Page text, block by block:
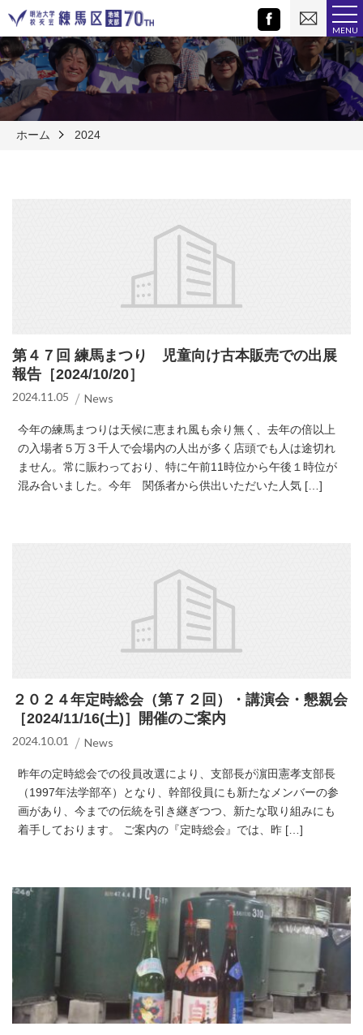
MENU
Facebook
い
合
わ
せ
ホーム 2024
第４７回 練馬まつり 児童向け古本販売での出展
報告［2024/10/20］
2024.11.05 News
今年の練馬まつりは天候に恵まれ風も余り無く、去年の倍以上
の入場者５万３千人で会場内の人出が多く店頭でも人は途切れ
ません。常に賑わっており、特に午前11時位から午後１時位が
混み合いました。今年 関係者から供出いただいた人気 […]
２０２４年定時総会（第７２回）・講演会・懇親会
［2024/11/16(土)］開催のご案内
2024.10.01 News
昨年の定時総会での役員改選により、支部長が濵田憲孝支部長
（1997年法学部卒）となり、幹部役員にも新たなメンバーの参
画があり、今までの伝統を引き継ぎつつ、新たな取り組みにも
着手しております。 ご案内の『定時総会』では、昨 […]